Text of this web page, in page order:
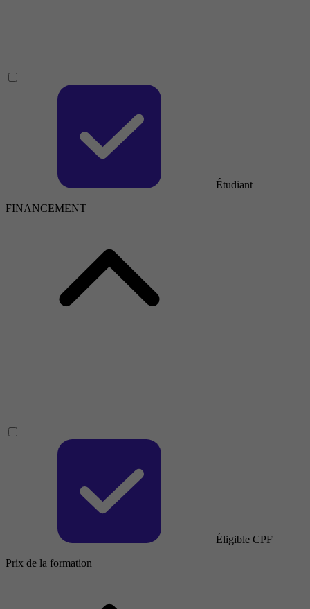
Étudiant
FINANCEMENT
Éligible CPF
Prix de la formation